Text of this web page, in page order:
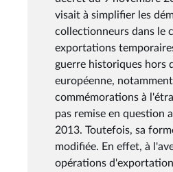
visait à simplifier les
collectionneurs dans le
exportations
guerre historiques hors
européenne,
commémorations à
pas remise en question
2013. Toutefois, sa
modifiée. En effet, à
opérations